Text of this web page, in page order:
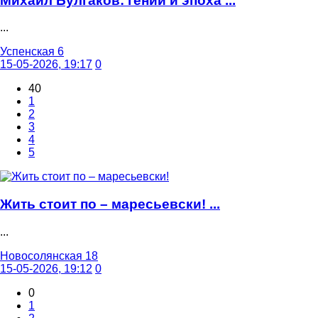
...
Успенская 6
15-05-2026, 19:17 0
40
1
2
3
4
5
Жить стоит по – маресьевски! ...
...
Новосолянская 18
15-05-2026, 19:12 0
0
1